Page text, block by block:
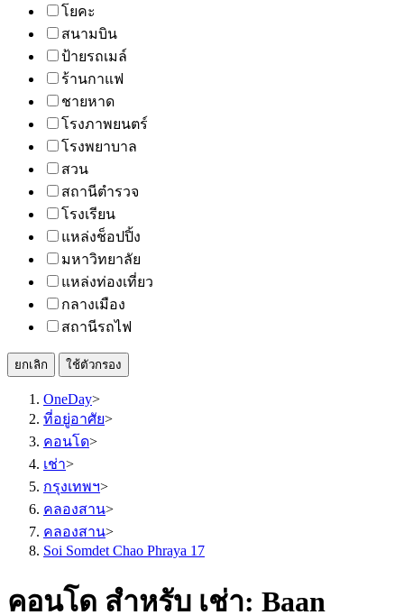
โยคะ
สนามบิน
ป้ายรถเมล์
ร้านกาแฟ
ชายหาด
โรงภาพยนตร์
โรงพยาบาล
สวน
สถานีตำรวจ
โรงเรียน
แหล่งช็อปปิ้ง
มหาวิทยาลัย
แหล่งท่องเที่ยว
กลางเมือง
สถานีรถไฟ
ยกเลิก ใช้ตัวกรอง
OneDay>
ที่อยู่อาศัย>
คอนโด>
เช่า>
กรุงเทพฯ>
คลองสาน>
คลองสาน>
Soi Somdet Chao Phraya 17
คอนโด สำหรับ เช่า: Baan